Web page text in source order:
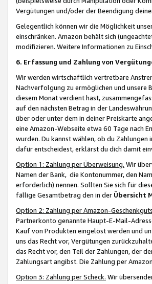
Vergütungen und/oder der Beendigung
Gelegentlich können wir die Möglichkeit
einschränken. Amazon behält sich
modifizieren. Weitere Informationen zu
6. Erfassung und Zahlung von
Wir werden wirtschaftlich vertretbare
Nachverfolgung zu ermöglichen und unsere
diesem Monat verdient hast,
auf den nächsten Betrag in der
über oder unter dem in deiner Preiskarte
eine Amazon-Webseite etwa 60 Tage nach
wurden. Du kannst wählen, ob du
dafür entscheidest, erklärst du dich damit
Option 1: Zahlung per Überweisung. Wir
Namen der Bank, die Kontonummer, den
erforderlich) nennen. Sollten Sie sich für
fällige Gesamtbetrag den in der Übersicht
Option 2: Zahlung per Amazon-
Partnerkonto genannte Haupt-E-Mail-
Kauf von Produkten eingelöst werden und
uns das Recht vor, Vergütungen
das Recht vor, den Teil der Zahlungen, der
Zahlungsart angibst. Die Zahlung per
Option 3: Zahlung per Scheck. Wir